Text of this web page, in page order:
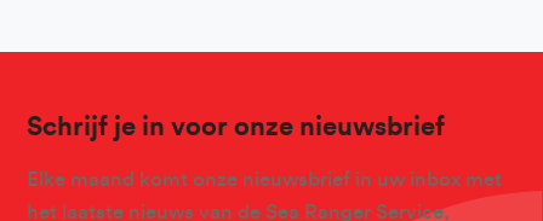
Schrijf je in voor onze nieuwsbrief
Elke maand komt onze nieuwsbrief in uw inbox met
het laatste nieuws van de Sea Ranger Service,